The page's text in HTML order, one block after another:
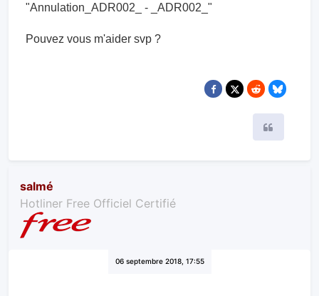
"Annulation_ADR002_ - _ADR002_"
Pouvez vous m'aider svp ?
salmé
Hotliner Free Officiel Certifié
06 septembre 2018, 17:55